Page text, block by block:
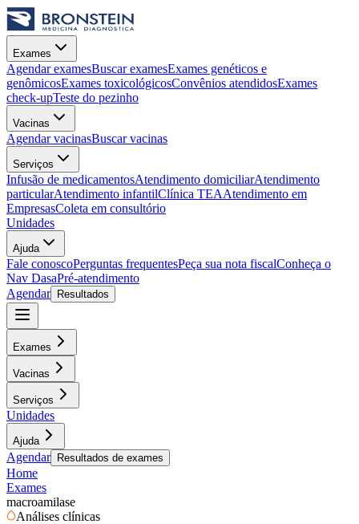
Exames
Agendar examesBuscar examesExames genéticos e
genômicosExames toxicológicosConvênios atendidosExames
check-upTeste do pezinho
Vacinas
Agendar vacinasBuscar vacinas
Serviços
Infusão de medicamentosAtendimento domiciliarAtendimento
particularAtendimento infantilClínica TEAAtendimento em
EmpresasColeta em consultório
Unidades
Ajuda
Fale conoscoPerguntas frequentesPeça sua nota fiscalConheça o
Nav DasaPré-atendimento
Agendar
Resultados
Exames
Vacinas
Serviços
Unidades
Ajuda
Agendar Resultados de exames
Home
Exames
macroamilase
Análises clínicas